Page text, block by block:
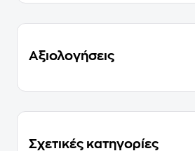
Αξιολογήσεις
Σχετικές κατηγορίες